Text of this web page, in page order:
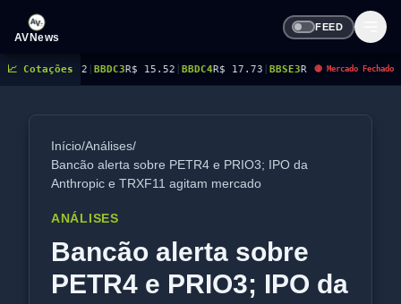
AVNews
FEED
📈 Cotações
|BBDC3R$ 15.52|BBDC4R$ 17.73|BBSE3R$ 41.40|BEES3R$ 8.96|
🔴 Mercado Fechado
Início/Análises/
Bancão alerta sobre PETR4 e PRIO3; IPO da
Anthropic e TRXF11 agitam mercado
ANÁLISES
Bancão alerta sobre
PETR4 e PRIO3; IPO da